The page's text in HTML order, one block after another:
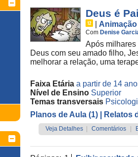
Deus é
Animação
Com Denise
Após
Deus com seu amado filho,
melhorar a relação, uma
Faixa Etária a partir de 14
Nível de Ensino Superior
Temas transversais
Planos de Aula (1)
| Relatos
Veja Detalhes Comentários